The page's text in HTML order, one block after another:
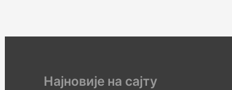
Најновије на сајту